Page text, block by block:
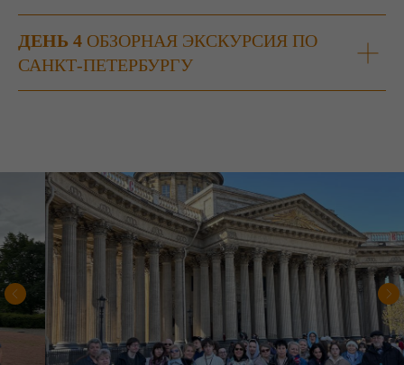
ДЕНЬ 4 ОБЗОРНАЯ ЭКСКУРСИЯ ПО
САНКТ-ПЕТЕРБУРГУ